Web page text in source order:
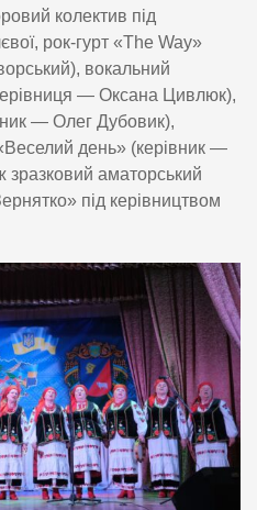
колектив під
рок-гурт «The Way»
вокальний
— Оксана Цивлюк),
— Олег Дубовик),
день» (керівник —
зразковий аматорський
під керівництвом